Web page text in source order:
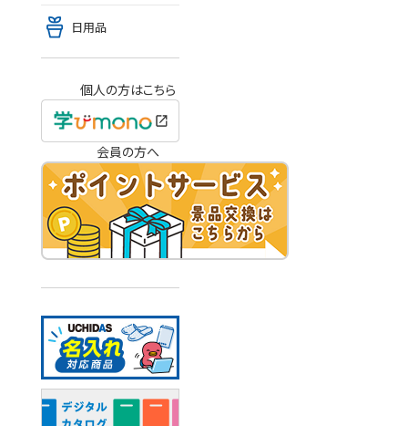
日用品
個人の方はこちら
会員の方へ